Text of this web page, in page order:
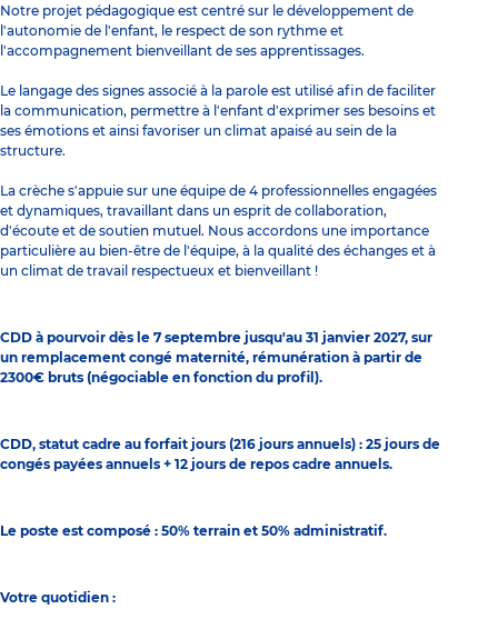
Notre projet pédagogique est centré sur le développement de
l'autonomie de l'enfant, le respect de son rythme et
l'accompagnement bienveillant de ses apprentissages.
Le langage des signes associé à la parole est utilisé afin de faciliter
la communication, permettre à l'enfant d'exprimer ses besoins et
ses émotions et ainsi favoriser un climat apaisé au sein de la
structure.
La crèche s'appuie sur une équipe de 4 professionnelles engagées
et dynamiques, travaillant dans un esprit de collaboration,
d'écoute et de soutien mutuel. Nous accordons une importance
particulière au bien-être de l'équipe, à la qualité des échanges et à
un climat de travail respectueux et bienveillant !
CDD à pourvoir dès le 7 septembre jusqu'au 31 janvier 2027, sur
un remplacement congé maternité, rémunération à partir de
2300€ bruts (négociable en fonction du profil).
CDD, statut cadre au forfait jours (216 jours annuels) : 25 jours de
congés payées annuels + 12 jours de repos cadre annuels.
Le poste est composé : 50% terrain et 50% administratif.
Votre quotidien :